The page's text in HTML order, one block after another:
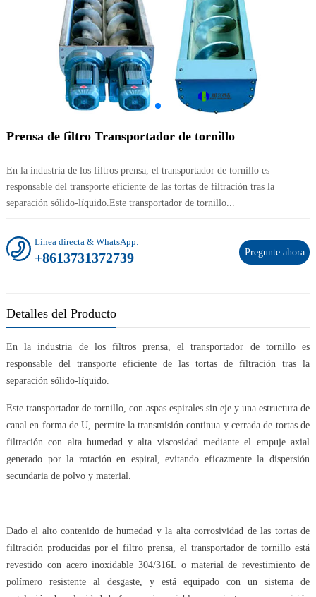
Prensa de filtro Transportador de tornillo
En la industria de los filtros prensa, el transportador de tornillo es
responsable del transporte eficiente de las tortas de filtración tras la
separación sólido-líquido.Este transportador de tornillo...
Pregunte ahora
Línea directa & WhatsApp:
+8613731372739
Detalles del Producto
En la industria de los filtros prensa, el transportador de tornillo es
responsable del transporte eficiente de las tortas de filtración tras la
separación sólido-líquido.
Este transportador de tornillo, con aspas espirales sin eje y una estructura de
canal en forma de U, permite la transmisión continua y cerrada de tortas de
filtración con alta humedad y alta viscosidad mediante el empuje axial
generado por la rotación en espiral, evitando eficazmente la dispersión
secundaria de polvo y material.
Dado el alto contenido de humedad y la alta corrosividad de las tortas de
filtración producidas por el filtro prensa, el transportador de tornillo está
revestido con acero inoxidable 304/316L o material de revestimiento de
polímero resistente al desgaste, y está equipado con un sistema de